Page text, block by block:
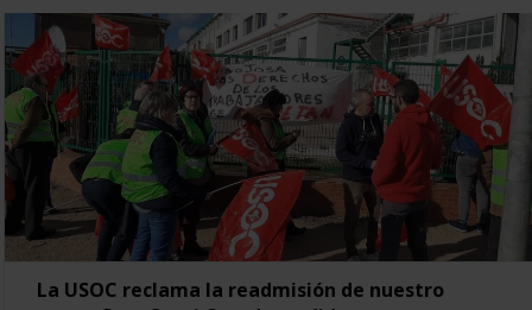
La USOC reclama la readmisión de nuestro